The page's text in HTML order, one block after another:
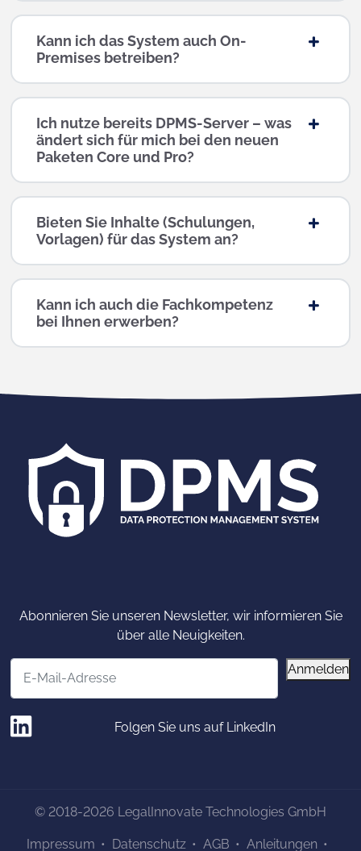
Kann ich das System auch On-
Premises betreiben?
Ich nutze bereits DPMS-Server – was
ändert sich für mich bei den neuen
Paketen Core und Pro?
Bieten Sie Inhalte (Schulungen,
Vorlagen) für das System an?
Kann ich auch die Fachkompetenz
bei Ihnen erwerben?
Abonnieren Sie unseren Newsletter, wir informieren Sie
über alle Neuigkeiten.
Anmelden
Folgen Sie uns auf LinkedIn
© 2018-2026 LegalInnovate Technologies GmbH
Impressum Datenschutz AGB Anleitungen